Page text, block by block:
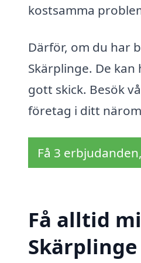
kostsamma
Därför, om du har
Skärplinge. De
gott skick. Besök
företag i ditt
Få 3
Få alltid
Skärplinge